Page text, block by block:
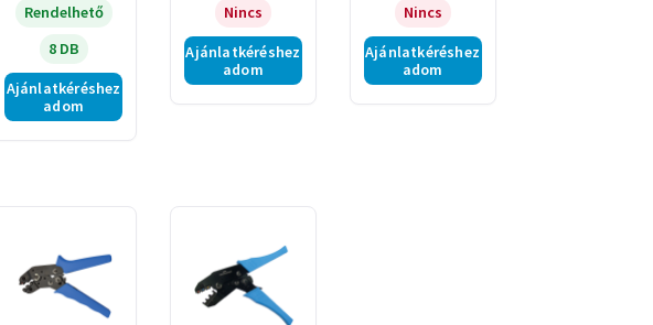
Rendelhető
8 DB
Ajánlatkéréshez
adom
Nincs
Ajánlatkéréshez
adom
Nincs
Ajánlatkéréshez
adom